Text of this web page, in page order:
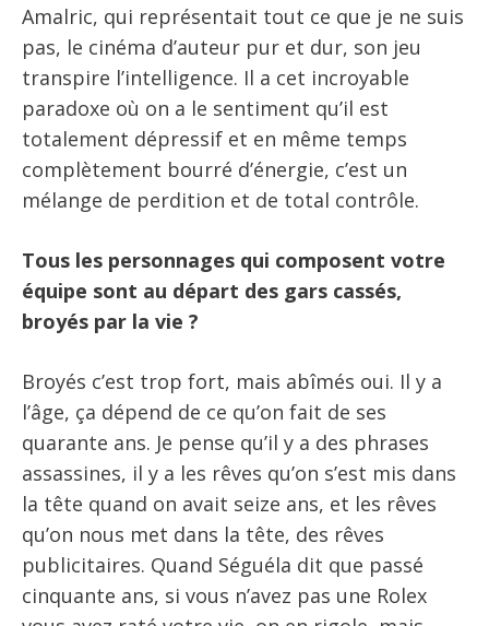
Amalric, qui représentait tout ce que je ne suis
pas, le cinéma d’auteur pur et dur, son jeu
transpire l’intelligence. Il a cet incroyable
paradoxe où on a le sentiment qu’il est
totalement dépressif et en même temps
complètement bourré d’énergie, c’est un
mélange de perdition et de total contrôle.
Tous les personnages qui composent votre
équipe sont au départ des gars cassés,
broyés par la vie ?
Broyés c’est trop fort, mais abîmés oui. Il y a
l’âge, ça dépend de ce qu’on fait de ses
quarante ans. Je pense qu’il y a des phrases
assassines, il y a les rêves qu’on s’est mis dans
la tête quand on avait seize ans, et les rêves
qu’on nous met dans la tête, des rêves
publicitaires. Quand Séguéla dit que passé
cinquante ans, si vous n’avez pas une Rolex